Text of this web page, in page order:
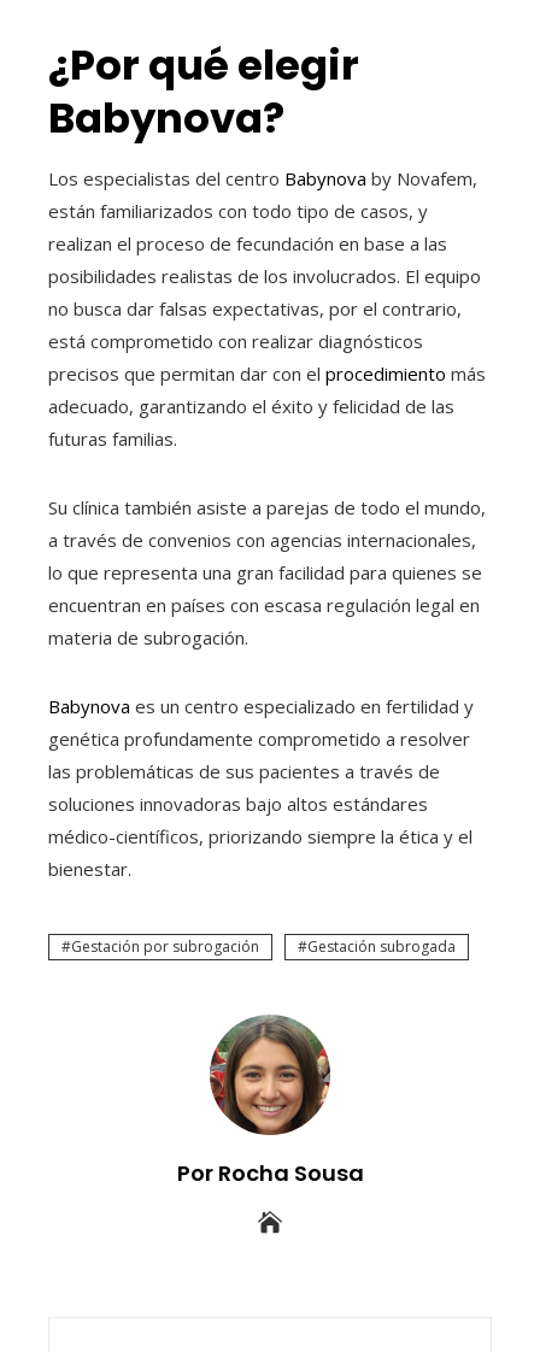
¿Por qué elegir
Babynova?
Los especialistas del centro Babynova by Novafem,
están familiarizados con todo tipo de casos, y
realizan el proceso de fecundación en base a las
posibilidades realistas de los involucrados. El equipo
no busca dar falsas expectativas, por el contrario,
está comprometido con realizar diagnósticos
precisos que permitan dar con el procedimiento más
adecuado, garantizando el éxito y felicidad de las
futuras familias.
Su clínica también asiste a parejas de todo el mundo,
a través de convenios con agencias internacionales,
lo que representa una gran facilidad para quienes se
encuentran en países con escasa regulación legal en
materia de subrogación.
Babynova es un centro especializado en fertilidad y
genética profundamente comprometido a resolver
las problemáticas de sus pacientes a través de
soluciones innovadoras bajo altos estándares
médico-científicos, priorizando siempre la ética y el
bienestar.
Gestación por subrogación Gestación subrogada
Por Rocha Sousa